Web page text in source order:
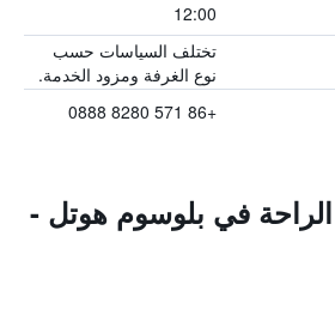
12:00
تختلف السياسات حسب
نوع الغرفة ومزود الخدمة.
+86 571 8280 0888
الراحة في بلوسوم هوتل -